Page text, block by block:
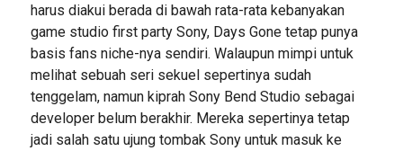
harus diakui berada di bawah rata-rata kebanyakan
game studio first party Sony, Days Gone tetap punya
basis fans niche-nya sendiri. Walaupun mimpi untuk
melihat sebuah seri sekuel sepertinya sudah
tenggelam, namun kiprah Sony Bend Studio sebagai
developer belum berakhir. Mereka sepertinya tetap
jadi salah satu ujung tombak Sony untuk masuk ke